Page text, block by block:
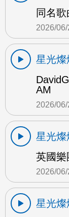
同名
2026/06/
星光燦
AM
2026/06/
星光燦
英國樂
2026/06/
星光燦